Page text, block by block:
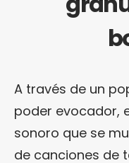
A través de un
poder evocador,
sonoro que se
de canciones de